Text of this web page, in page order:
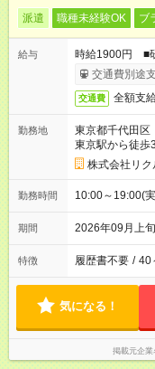
派遣 職種未経験OK ブ
給与
時給1900円 ■
交通費別途
交通費 全額支
勤務地
東京都千代田区
東京駅から徒歩
株式会社リク
勤務時間 10:00～19:00(
期間 2026年09月上
特徴 履歴書不要 / 40
気になる！
掲載元企業